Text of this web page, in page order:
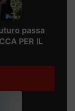
passa
PER IL